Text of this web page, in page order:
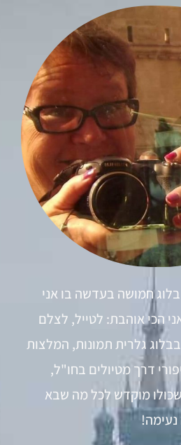
חמושה בעדשה בו אני
הכי אוהבת: לטייל, לצלם
גלרית תמונות, המלצות
דרך מטיולים בחו"ל,
שכולו מוקדש לכל מה שבא